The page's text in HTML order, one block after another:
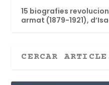
15 biografies
armat (1879-1921),